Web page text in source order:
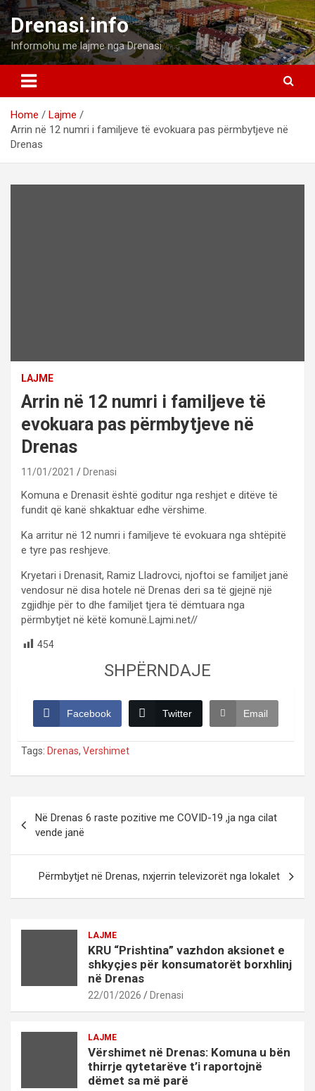
Skip
to
content
Drenasi.info
Informohu me lajme nga Drenasi.
Home
Lajme
Arrin në 12 numri i familjeve të evokuara pas përmbytjeve në
Drenas
LAJME
Arrin në 12 numri i familjeve të
evokuara pas përmbytjeve në
Drenas
11/01/2021 Drenasi
Komuna e Drenasit është goditur nga reshjet e ditëve të
fundit që kanë shkaktuar edhe vërshime.
Ka arritur në 12 numri i familjeve të evokuara nga shtëpitë
e tyre pas reshjeve.
Kryetari i Drenasit, Ramiz Lladrovci, njoftoi se familjet janë
vendosur në disa hotele në Drenas deri sa të gjejnë një
zgjidhje për to dhe familjet tjera të dëmtuara nga
përmbytjet në këtë komunë.Lajmi.net//
454
SHPËRNDAJE
Facebook Twitter Email
Tags: Drenas, Vershimet
navigation
Në Drenas 6 raste pozitive me COVID-19 ,ja nga cilat
vende janë
Përmbytjet në Drenas, nxjerrin televizorët nga lokalet
LAJME
KRU “Prishtina” vazhdon aksionet e
shkyçjes për konsumatorët borxhlinj
në Drenas
22/01/2026 Drenasi
LAJME
Vërshimet në Drenas: Komuna u bën
thirrje qytetarëve t’i raportojnë
dëmet sa më parë